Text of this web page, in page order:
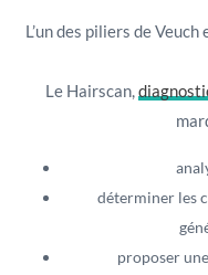
L’un des piliers de
Le Hairscan,
déterminer les
proposer